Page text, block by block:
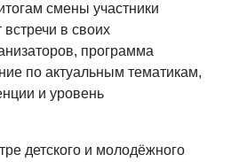
смены участники
в своих
программа
по актуальным тематикам,
и уровень
детского и молодёжного